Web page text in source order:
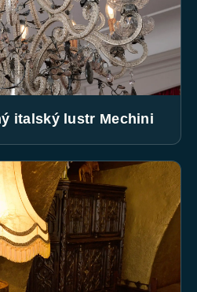
italský lustr Mechini